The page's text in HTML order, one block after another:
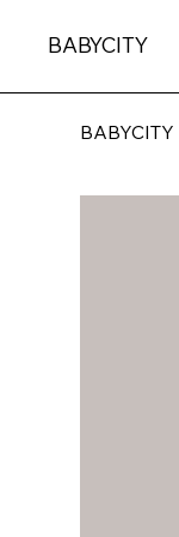
BABYCITY
BABYCITY